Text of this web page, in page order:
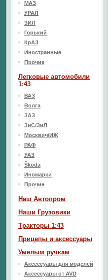
МАЗ
УРАЛ
ЗИЛ
Горький
КрАЗ
Иностранные
Прочие
Легковые автомобили
1:43
ВАЗ
Волга
ЗАЗ
ЗиС/ЗиЛ
Москвич/ИЖ
РАФ
УАЗ
Škoda
Иномарки
Прочие
Наш Aвтопром
Наши Грузовики
Тракторы 1:43
Прицепы и аксессуары
Умелым ручкам
Аксессуары для моделей
Аксессуары от AVD